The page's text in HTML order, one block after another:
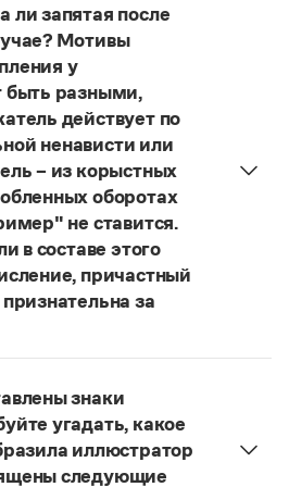
государственного
и пунктуации
курс
слова
языке
терминов
и пунктуации
запятая после
Мотивы
у
быть разными,
действует по
ненависти или
– из корыстных
оборотах
не ставится.
в составе этого
причастный
за
орфографии и пунктуации»
стоящие на границе
и относящиеся к
предложению,
знаки
угадать, какое
иллюстратор
следующие